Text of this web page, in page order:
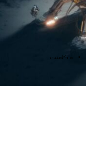
0 کامنت